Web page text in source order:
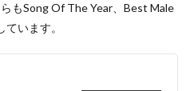
もSong Of The Year、Best Male
います。